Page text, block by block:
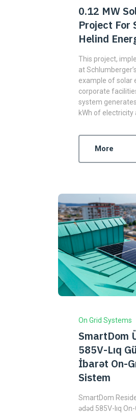
0.12 MW
Project For
Helind
This project,
at
example of solar
corporate
system
kWh of electricity
More
On Grid Systems
SmartDom
585V-Lıq
İbarət On-
Sistem
SmartDom
ədəd 585V-lıq